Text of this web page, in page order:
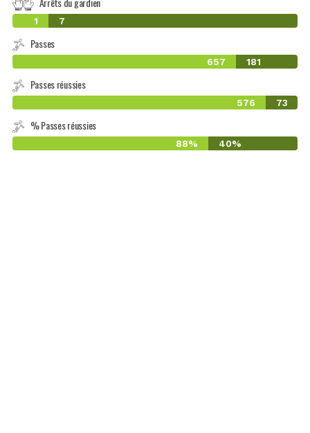
1 7
Passes
657 181
Passes réussies
576 73
% Passes réussies
88% 40%